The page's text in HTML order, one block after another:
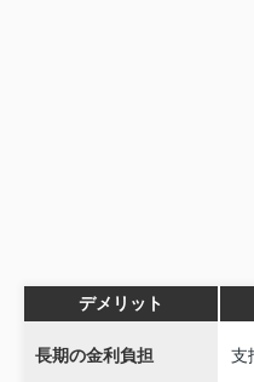
デメリット
長期の金利負担 支